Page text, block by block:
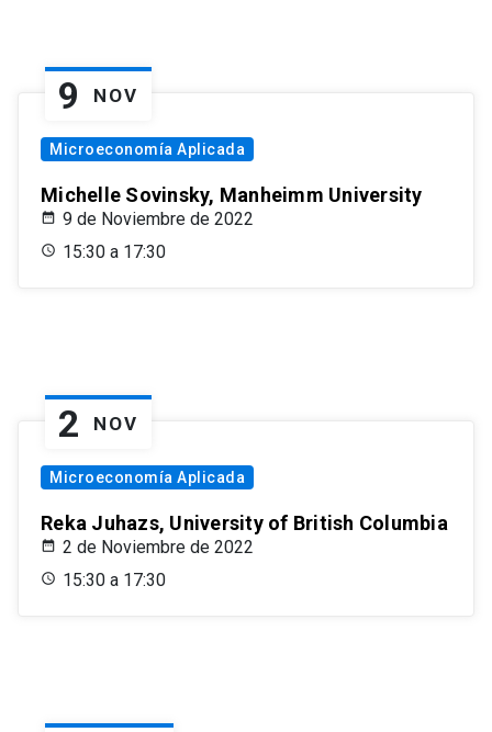
9 NOV
Microeconomía Aplicada
Michelle Sovinsky, Manheimm University
9 de Noviembre de 2022
15:30 a 17:30
2 NOV
Microeconomía Aplicada
Reka Juhazs, University of British Columbia
2 de Noviembre de 2022
15:30 a 17:30